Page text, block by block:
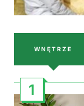
WNĘTRZE
1